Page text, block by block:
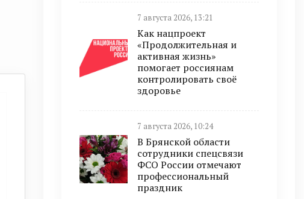
7 августа 2026, 13:21
Как нацпроект
«Продолжительная и
активная жизнь»
помогает россиянам
контролировать своё
здоровье
7 августа 2026, 10:24
В Брянской области
сотрудники спецсвязи
ФСО России отмечают
профессиональный
праздник